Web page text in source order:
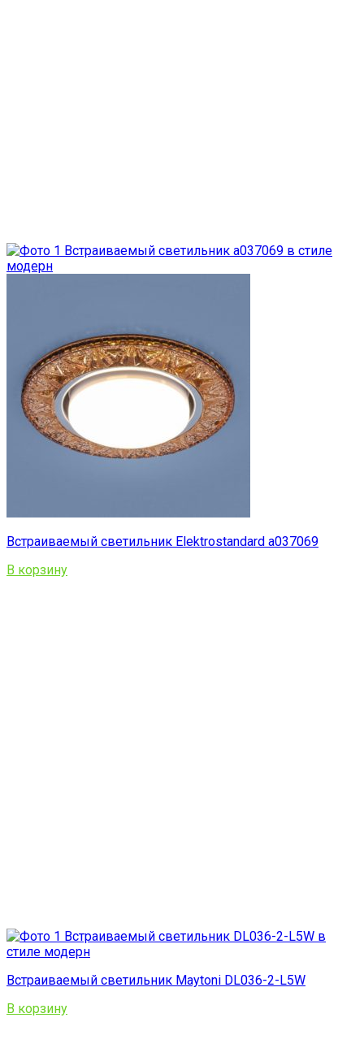
Встраиваемый светильник Elektrostandard a037069
В корзину
Встраиваемый светильник Maytoni DL036-2-L5W
В корзину